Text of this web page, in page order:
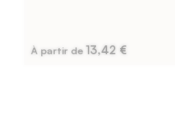
À partir de 13,42 €